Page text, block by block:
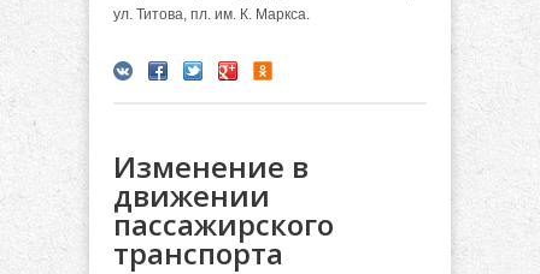
ул. Титова, пл. им. К. Маркса.
Изменение в
движении
пассажирского
транспорта